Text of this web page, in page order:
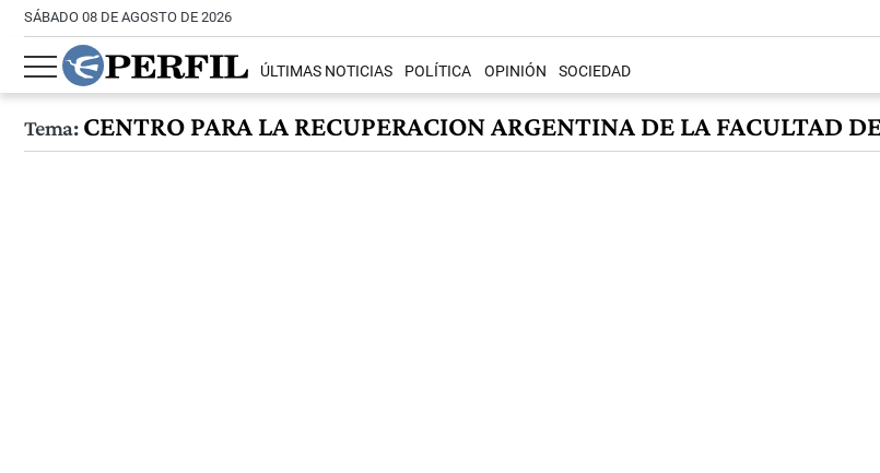
SÁBADO 08 DE AGOSTO DE 2026
ÚLTIMAS NOTICIAS POLÍTICA OPINIÓN SOCIEDAD
Tema:CENTRO PARA LA RECUPERACION ARGENTINA DE LA FACULTAD